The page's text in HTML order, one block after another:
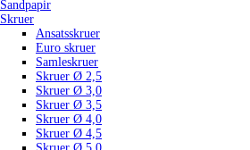
Sandpapir
Skruer
Ansatsskruer
Euro skruer
Samleskruer
Skruer Ø 2,5
Skruer Ø 3,0
Skruer Ø 3,5
Skruer Ø 4,0
Skruer Ø 4,5